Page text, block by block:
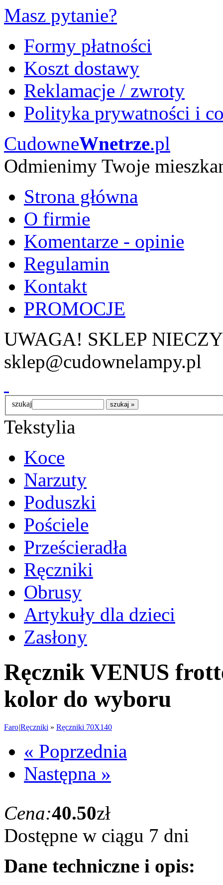
Masz pytanie?
Formy płatności
Koszt dostawy
Reklamacje / zwroty
Polityka prywatności i
CudowneWnetrze.pl
Odmienimy Twoje
Strona główna
O firmie
Komentarze - opinie
Regulamin
Kontakt
PROMOCJE
UWAGA! SKLEP
sklep@cudownelampy.pl
szukaj
Tekstylia
Koce
Narzuty
Poduszki
Pościele
Prześcieradła
Ręczniki
Obrusy
Artykuły dla dzieci
Zasłony
Ręcznik VENUS
kolor do wyboru
Faro Ręczniki » Ręczniki 70X140
« Poprzednia
Następna »
Cena:40.50zł
Dostępne w ciągu 7 dni
Dane techniczne i opis: